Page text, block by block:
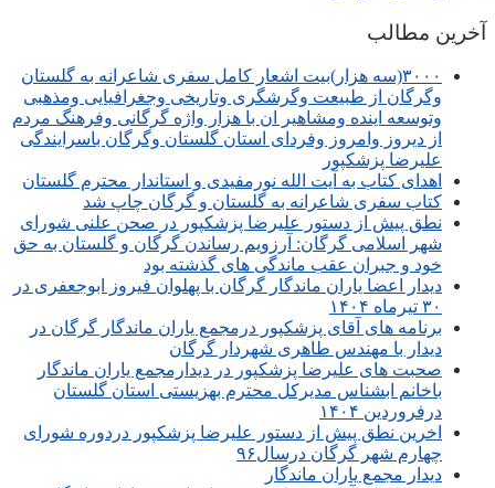
آخرین مطالب
۳۰۰۰(سه هزار)بیت اشعار کامل سفری شاعرانه به گلستان
وگرگان از طبیعت وگرشگری وتاریخی وجغرافیایی ومذهبی
وتوسعه اینده ومشاهیر ان با هزار واژه گرگانی وفرهنگ مردم
از دیروز وامروز وفردای استان گلستان وگرگان باسرایندگی
علیرضا پزشکپور
اهدای کتاب به آیت الله نورمفیدی و استاندار محترم گلستان
کتاب سفری شاعرانه به گلستان و گرگان چاپ شد
نطق پیش از دستور علیرضا پزشکپور در صحن علنی شورای
شهر اسلامی گرگان: آرزویم رساندن گرگان و گلستان به حق
خود و جبران عقب ماندگی های گذشته بود
دیدار اعضا یاران ماندگار گرگان با پهلوان فیروز ابوجعفری در
۳۰ تیرماه ۱۴۰۴
برنامه های آقای پزشکپور درمجمع یاران ماندگار گرگان در
دیدار با مهندس طاهری شهردار گرگان
صحبت های علیرضا پزشکپور در دیدارمجمع یاران ماندگار
باخانم ابشناس مدیرکل محترم بهزیستی استان گلستان
درفروردین ۱۴۰۴
اخرین نطق پیش از دستور علیرضا پزشکپور دردوره شورای
چهارم شهر گرگان درسال۹۶
دیدار مجمع یاران ماندگار